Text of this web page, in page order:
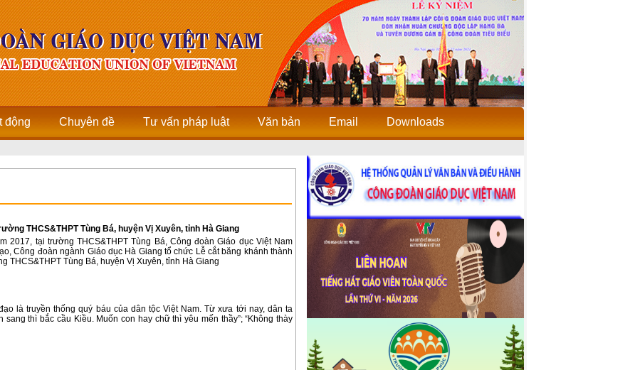
động Chuyên đề Tư vấn pháp luật Văn bản Email Downloads
THCS&THPT Tùng Bá, huyện Vị Xuyên, tỉnh Hà Giang
2017, tại trường THCS&THPT Tùng Bá, Công đoàn Giáo dục Việt Nam
Công đoàn ngành Giáo dục Hà Giang tổ chức Lễ cắt băng khánh thành
THCS&THPT Tùng Bá, huyện Vị Xuyên, tỉnh Hà Giang
là truyền thống quý báu của dân tộc Việt Nam. Từ xưa tới nay, dân ta
sang thì bắc cầu Kiều. Muốn con hay chữ thì yêu mến thầy”; “Không thày